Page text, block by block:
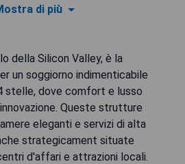
di più
della Silicon Valley, è la
un soggiorno indimenticabile
stelle, dove comfort e lusso
Queste strutture
eleganti e servizi di alta
strategicament situate
d'affari e attrazioni locali.